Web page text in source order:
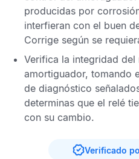
producidas por
interfieran con el buen
Corrige según se
Verifica la integridad
amortiguador, tomando
de diagnóstico
determinas que el relé
con su cambio.
Verificado